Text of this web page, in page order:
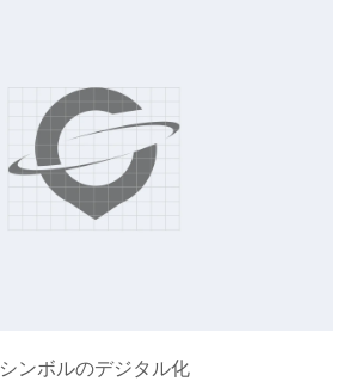
シンボルのデジタル化